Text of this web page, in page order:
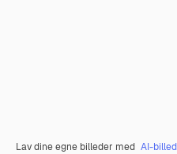
Lav dine egne billeder med AI-